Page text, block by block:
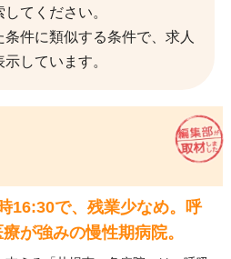
してください。
件に類似する条件で、求人
しています。
16:30で、残業少なめ。呼
が強みの慢性期病院。